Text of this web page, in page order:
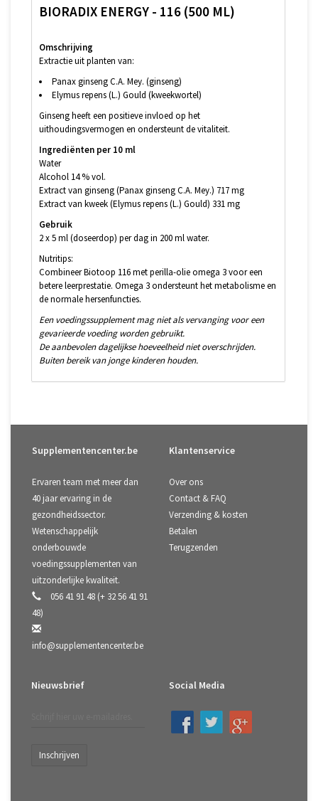
BIORADIX ENERGY - 116 (500 ML)
Omschrijving
Extractie uit planten van:
Panax ginseng C.A. Mey. (ginseng)
Elymus repens (L.) Gould (kweekwortel)
Ginseng heeft een positieve invloed op het
uithoudingsvermogen en ondersteunt de vitaliteit.
Ingrediënten per 10 ml
Water
Alcohol 14 % vol.
Extract van ginseng (Panax ginseng C.A. Mey.) 717 mg
Extract van kweek (Elymus repens (L.) Gould) 331 mg
Gebruik
2 x 5 ml (doseerdop) per dag in 200 ml water.
Nutritips:
Combineer Biotoop 116 met perilla-olie omega 3 voor een
betere leerprestatie. Omega 3 ondersteunt het metabolisme en
de normale hersenfuncties.
Een voedingssupplement mag niet als vervanging voor een
gevarieerde voeding worden gebruikt.
De aanbevolen dagelijkse hoeveelheid niet overschrijden.
Buiten bereik van jonge kinderen houden.
Supplementencenter.be
Ervaren team met meer dan
40 jaar ervaring in de
gezondheidssector.
Wetenschappelijk
onderbouwde
voedingssupplementen van
uitzonderlijke kwaliteit.
056 41 91 48 (+ 32 56 41 91
48)
info@supplementencenter.be
Klantenservice
Over ons
Contact & FAQ
Verzending & kosten
Betalen
Terugzenden
Nieuwsbrief
Inschrijven
Social Media